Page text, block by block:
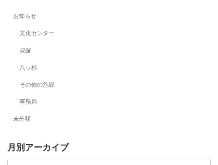
お知らせ
文化センター
叔羅
八ッ杉
その他の施設
事務局
未分類
月別アーカイブ